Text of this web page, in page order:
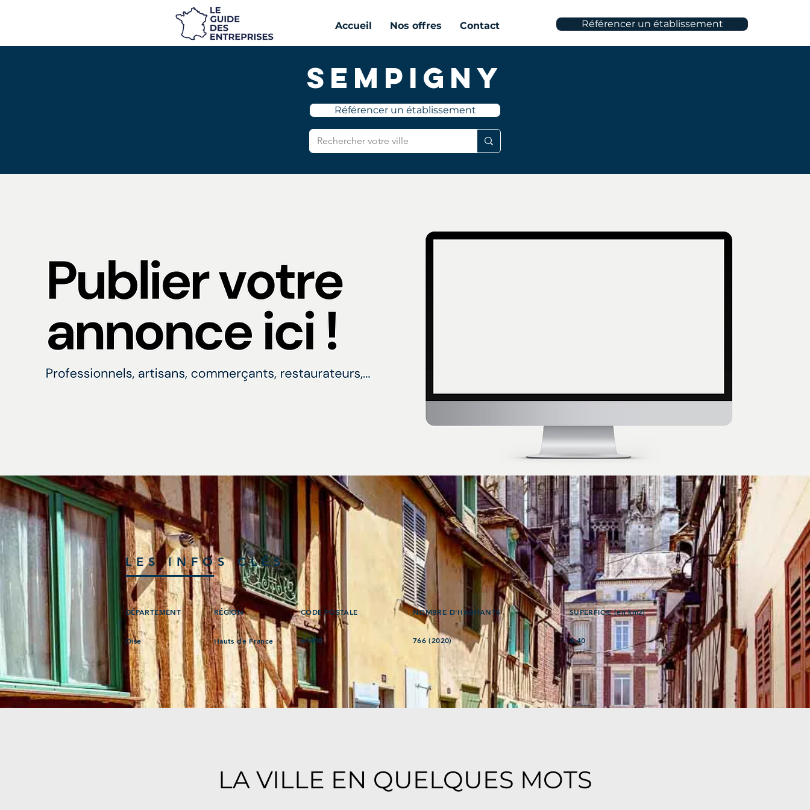
Référencer un établissement
Accueil Nos offres Contact
Sempigny
Référencer un établissement
LES INFOS CLÉS
DÉPARTEMENT
Oise
RÉGION
Hauts de France
CODE POSTALE
60400
NOMBRE D'HABITANTS
766 (2020)
SUPERFICIE (en km2)
4,40
LA VILLE EN QUELQUES MOTS